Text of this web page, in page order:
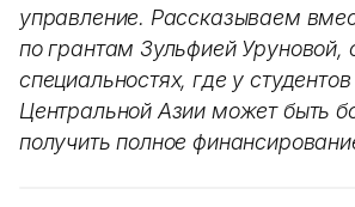
управление. Рассказываем
по грантам Зульфией Уруновой,
специальностях, где у студентов
Центральной Азии может быть
получить полное